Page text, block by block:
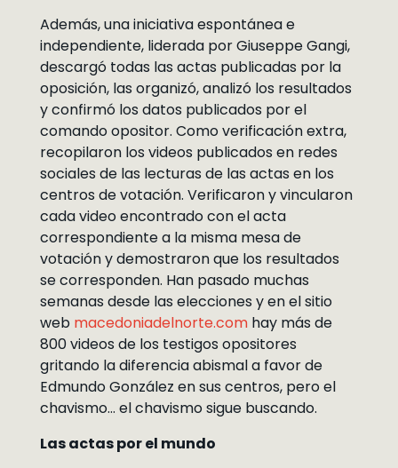
Además, una iniciativa espontánea e
independiente, liderada por Giuseppe Gangi,
descargó todas las actas publicadas por la
oposición, las organizó, analizó los resultados
y confirmó los datos publicados por el
comando opositor. Como verificación extra,
recopilaron los videos publicados en redes
sociales de las lecturas de las actas en los
centros de votación. Verificaron y vincularon
cada video encontrado con el acta
correspondiente a la misma mesa de
votación y demostraron que los resultados
se corresponden. Han pasado muchas
semanas desde las elecciones y en el sitio
web macedoniadelnorte.comhay más de
800 videos de los testigos opositores
gritando la diferencia abismal a favor de
Edmundo González en sus centros, pero el
chavismo… el chavismo sigue buscando.
Las actas por el mundo